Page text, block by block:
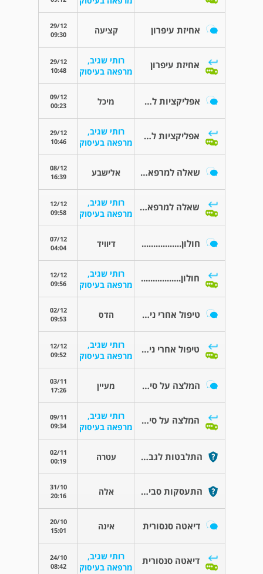
אחיזת עיפרון קציעה
29/12
09:30
אחיזת עיפרון
רותי שגיב,
מרפאה בעיסוק
29/12
10:48
אפליקציות לשיפור זכרון מיכל
09/12
00:23
אפליקציות לשיפור זכרון
רותי שגיב,
מרפאה בעיסוק
29/12
10:46
שאלה למרפאות בעיסוק אלישבע
08/12
16:39
שאלה למרפאות בעיסוק
רותי שגיב,
מרפאה בעיסוק
12/12
09:58
חולון................. דיוויד
07/12
04:04
חולון.................
רותי שגיב,
מרפאה בעיסוק
12/12
09:56
טיפול אחרי ניתוח להוצאת ציסטה בכף יד הדס
02/12
09:53
טיפול אחרי ניתוח להוצאת ציסטה בכף יד
רותי שגיב,
מרפאה בעיסוק
12/12
09:52
המלצה על סיליקון לטיפול בצלקת מעיין
03/11
17:26
המלצה על סיליקון לטיפול בצלקת
רותי שגיב,
מרפאה בעיסוק
09/11
09:34
התלבטות לגבי בתי עטרה
02/11
00:19
התעסקות סביב הפה אצל ילד בן 4 וחצי אלה
31/10
20:16
דיאטה סנסורית אינה
20/10
15:01
דיאטה סנסורית
רותי שגיב,
מרפאה בעיסוק
24/10
08:42